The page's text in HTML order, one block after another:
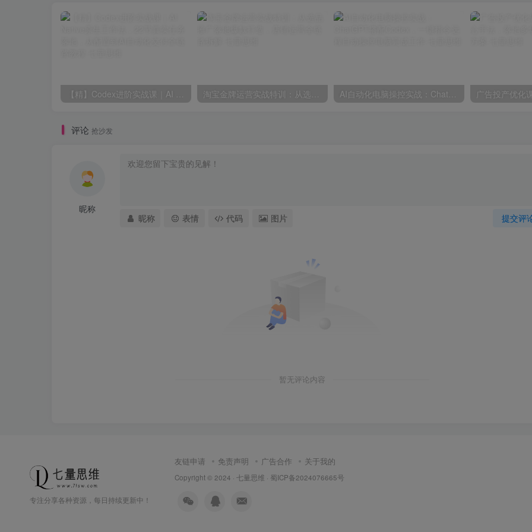
【精】Codex进阶实战课｜AI Native原生工作法，22节真实任务落地，从配置到AI自动化交付全链路教程 淘宝金牌运营实战特训：从选品推广落地爆款打造，店铺运营全链路拆解 AI自动化电脑操控实战：ChatGPT搭配Codex，一键指令远程自动操控电脑完成工作
评论 抢沙发
昵称
提交评
昵称 表情 代码 图片
暂无评论内容
专注分享各种资源，每日持续更新中！
友链申请 免责声明 广告合作 关于我的
Copyright © 2024 · 七量思维 · 蜀ICP备2024076665号